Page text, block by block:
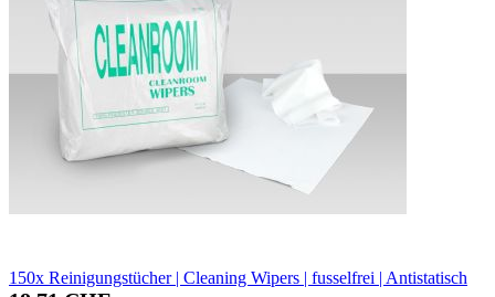
150x Reinigungstücher | Cleaning Wipers | fusselfrei | Antistatisch